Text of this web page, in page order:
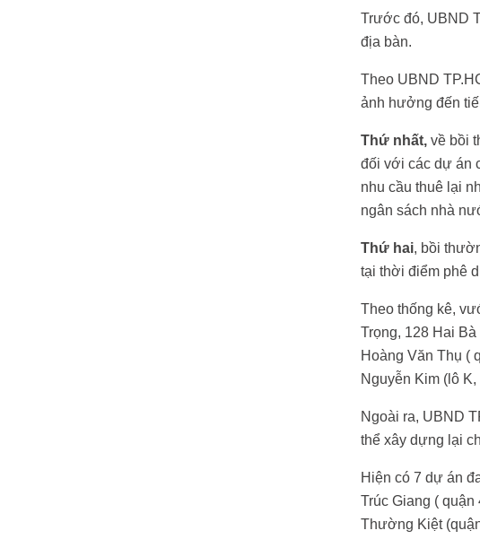
Trước đó, UBND
địa bàn.
Theo UBND
ảnh hưởng đến
Thứ nhất, về bồi
đối với các dự án
nhu cầu thuê lại
ngân sách nhà
Thứ hai, bồi
tại thời điểm phê
Theo thống kê,
Trọng, 128 Hai
Hoàng Văn Thụ (
Nguyễn Kim (lô
Ngoài ra, UBND
thể xây dựng lại
Hiện có 7 dự án
Trúc Giang (
Thường Kiệt